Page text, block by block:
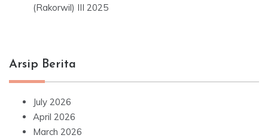
(Rakorwil) III 2025
Arsip Berita
July 2026
April 2026
March 2026